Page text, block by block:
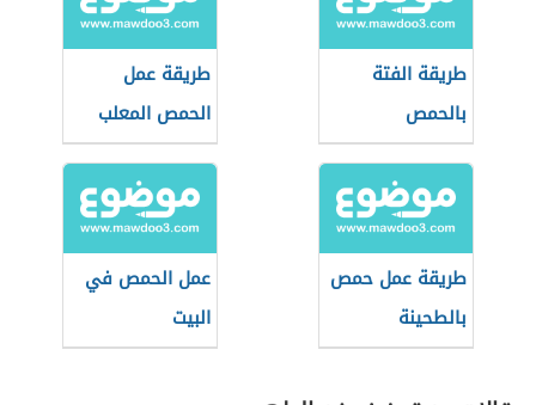
طريقة الفتة
بالحمص
طريقة عمل
الحمص المعلب
طريقة عمل حمص
بالطحينة
عمل الحمص في
البيت